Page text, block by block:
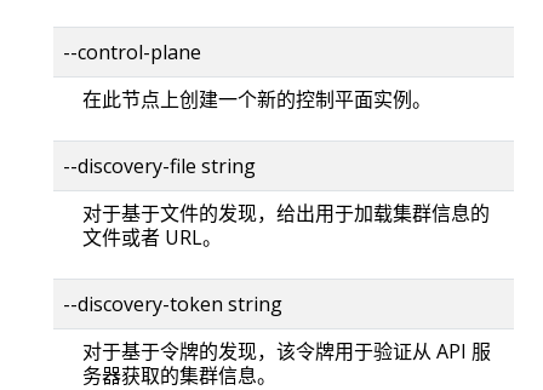
--control-plane
在此节点上创建一个新的控制平面实例。
--discovery-file string
对于基于文件的发现，给出用于加载集群信息的
文件或者 URL。
--discovery-token string
对于基于令牌的发现，该令牌用于验证从 API 服
务器获取的集群信息。